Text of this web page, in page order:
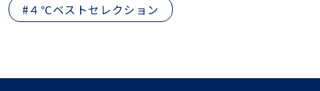
#４℃ベストセレクション